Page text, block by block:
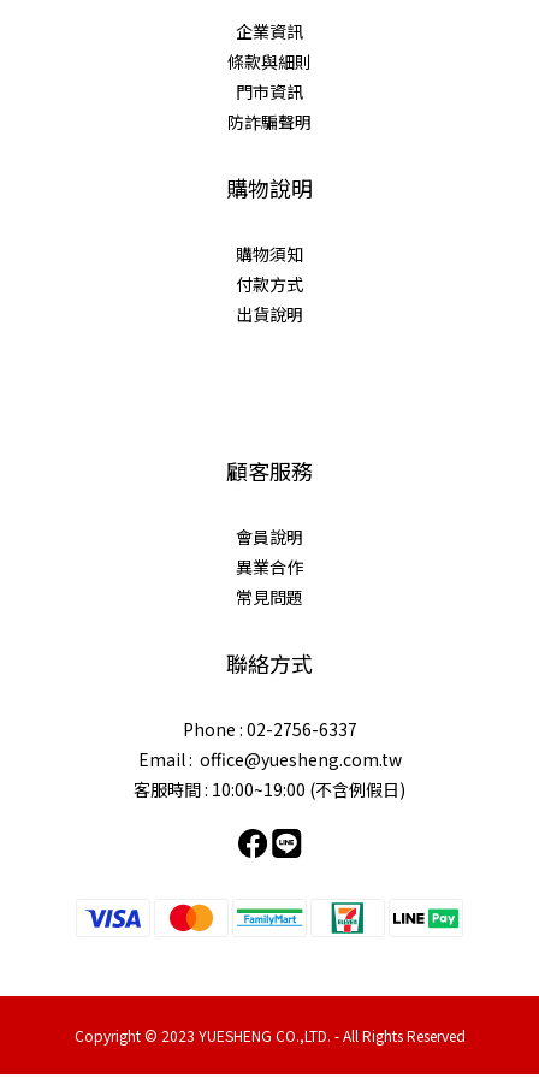
企業資訊
條款與細則
門市資訊
防詐騙聲明
購物說明
購物須知
付款方式
出貨說明
顧客服務
會員說明
異業合作
常見問題
聯絡方式
Phone : 02-2756-6337
Email : office@yuesheng.com.tw
客服時間 : 10:00~19:00 (不含例假日)
Copyright © 2023 YUESHENG CO.,LTD. - All Rights Reserved